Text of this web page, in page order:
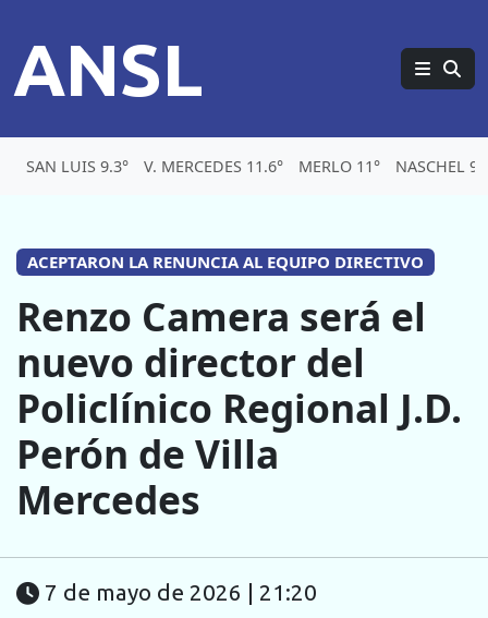
ANSL
SAN LUIS 9.3° V. MERCEDES 11.6° MERLO 11° NASCHEL
ACEPTARON LA RENUNCIA AL EQUIPO DIRECTIVO
Renzo Camera será el
nuevo director del
Policlínico Regional J.D.
Perón de Villa
Mercedes
7 de mayo de 2026 | 21:20